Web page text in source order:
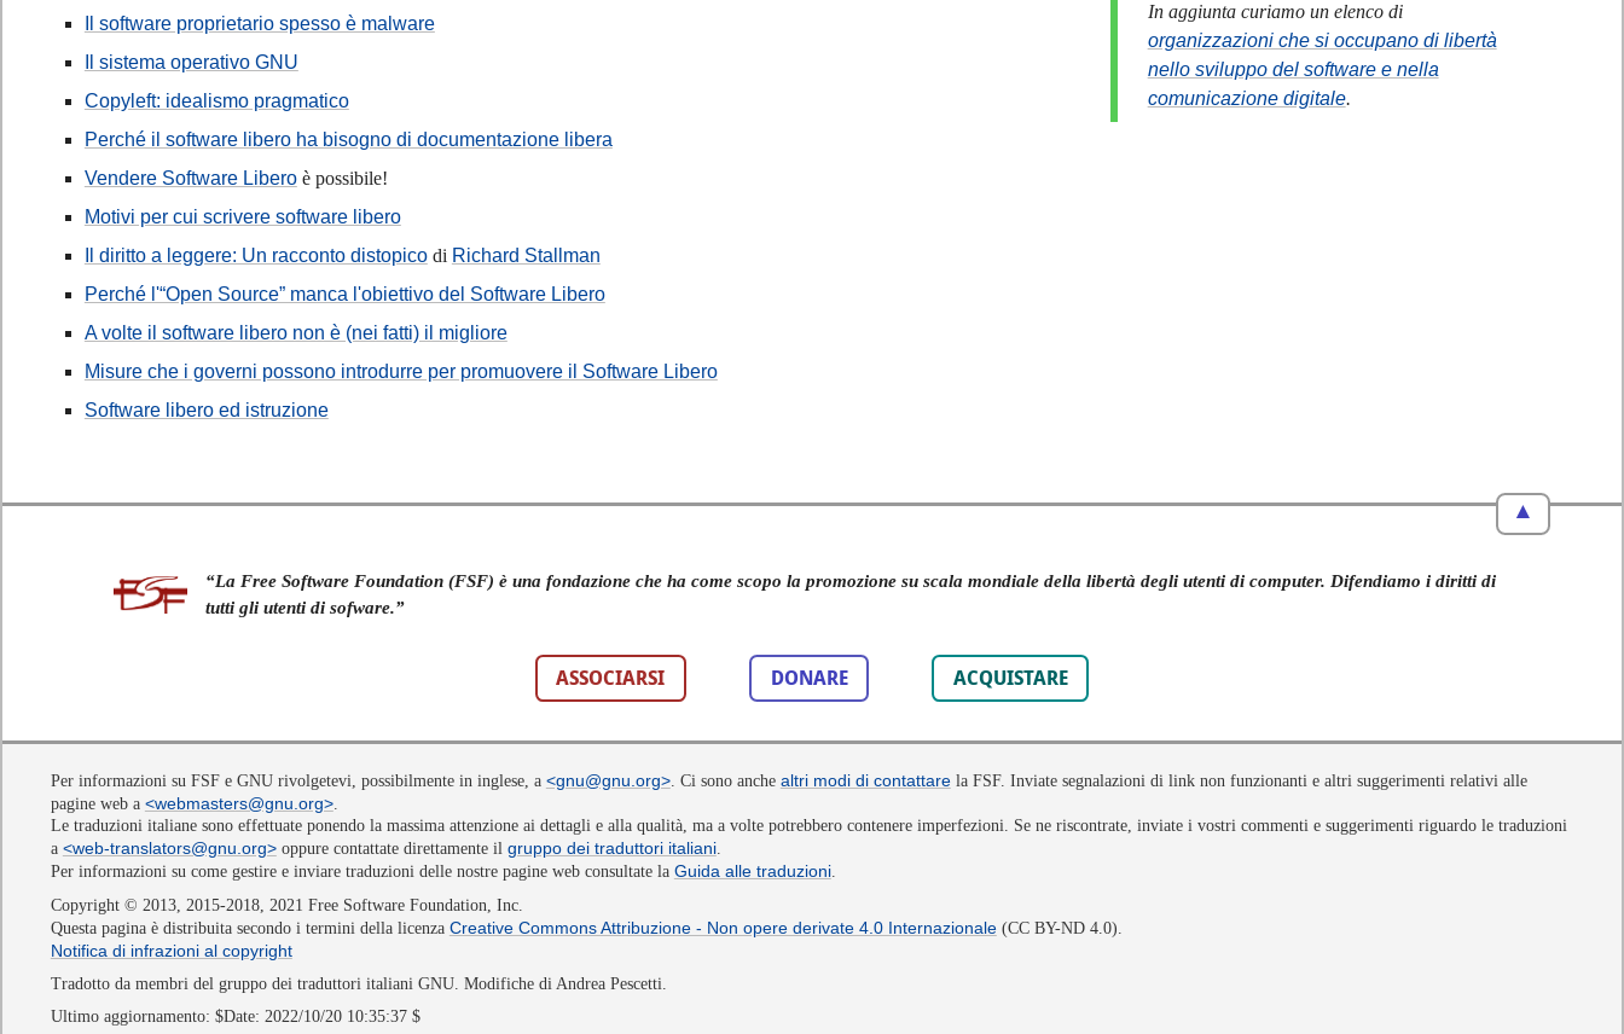
Il software proprietario spesso è malware
Il sistema operativo GNU
Copyleft: idealismo pragmatico
Perché il software libero ha bisogno di documentazione libera
Vendere Software Liberoè possibile!
Motivi per cui scrivere software libero
Il diritto a leggere: Un racconto distopicodi Richard Stallman
Perché l'“Open Source” manca l'obiettivo del Software Libero
A volte il software libero non è (nei fatti) il migliore
Misure che i governi possono introdurre per promuovere il Software Libero
Software libero ed istruzione
In aggiunta curiamo un elenco di
organizzazioni che si occupano di libertà
nello sviluppo del software e nella
comunicazione digitale.
▲
“La Free Software Foundation (FSF) è una fondazione che ha come scopo la promozione su scala mondiale della libertà degli utenti di computer. Difendiamo i diritti di
tutti gli utenti di sofware.”
ASSOCIARSI DONARE ACQUISTARE
Per informazioni su FSF e GNU rivolgetevi, possibilmente in inglese, a <gnu@gnu.org>. Ci sono anche altri modi di contattarela FSF. Inviate segnalazioni di link non funzionanti e altri suggerimenti relativi alle
pagine web a <webmasters@gnu.org>.
Le traduzioni italiane sono effettuate ponendo la massima attenzione ai dettagli e alla qualità, ma a volte potrebbero contenere imperfezioni. Se ne riscontrate, inviate i vostri commenti e suggerimenti riguardo le traduzioni
a <web-translators@gnu.org>oppure contattate direttamente il gruppo dei traduttori italiani.
Per informazioni su come gestire e inviare traduzioni delle nostre pagine web consultate la Guida alle traduzioni.
Copyright © 2013, 2015-2018, 2021 Free Software Foundation, Inc.
Questa pagina è distribuita secondo i termini della licenza Creative Commons Attribuzione - Non opere derivate 4.0 Internazionale(CC BY-ND 4.0).
Notifica di infrazioni al copyright
Tradotto da membri del gruppo dei traduttori italiani GNU. Modifiche di Andrea Pescetti.
Ultimo aggiornamento: $Date: 2022/10/20 10:35:37 $